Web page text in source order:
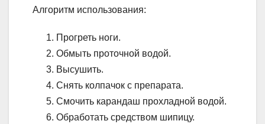
Алгоритм использования:
Прогреть ноги.
Обмыть проточной водой.
Высушить.
Снять колпачок с препарата.
Смочить карандаш прохладной водой.
Обработать средством шипицу.